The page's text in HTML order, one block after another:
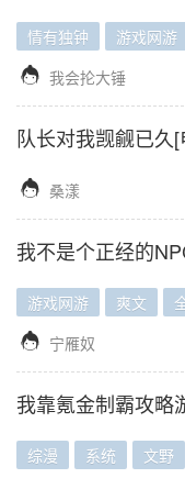
情有独钟 游戏网游
 我会抡大锤
队长对我觊觎已久[
 桑漾
我不是个正经的
游戏网游 爽文
 宁雁奴
我靠氪金制霸攻略
综漫 系统 文野